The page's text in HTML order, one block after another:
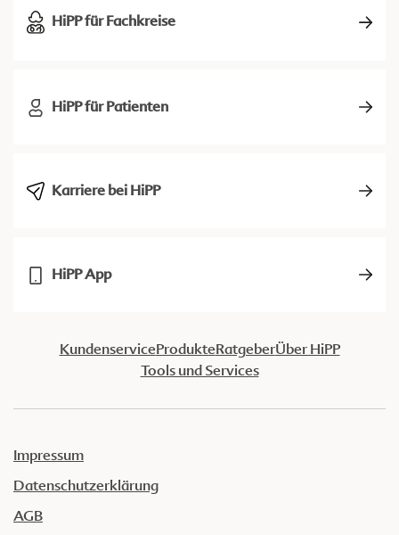
HiPP für Fachkreise
HiPP für Patienten
Karriere bei HiPP
HiPP App
KundenserviceProdukteRatgeberÜber HiPP
Tools und Services
Impressum
Datenschutzerklärung
AGB